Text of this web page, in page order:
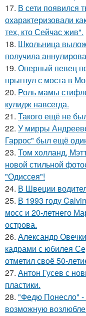
17. В сети появился
охарактеризовали
тех, кто Сейчас жив".
18. Школьница
получила
19. Оперный певец
прыгнул с моста в
20. Роль мамы
кулидж навсегда.
21. Такого ещё не
22. У мирры
Гаррос" был ещё
23. Том холланд,
новой стильной
"Одиссея"!
24. В Швеции
25. В 1993 году
мосс и 20-летнего
острова.
26. Александр
кадрами с юбилея
отметил своё 50-
27. Антон Гусев с
пластики.
28. "Федю Понесло" -
возможную